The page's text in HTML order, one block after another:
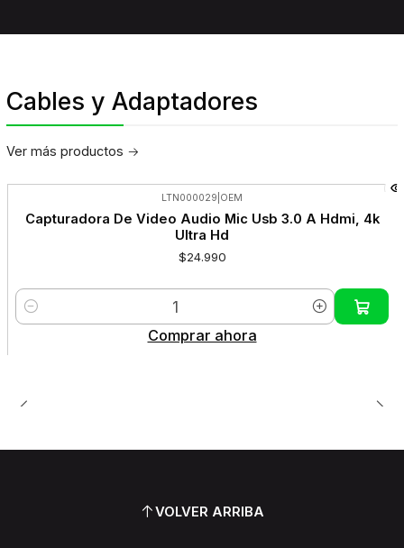
Cables y Adaptadores
Ver más productos
LTN000029 OEM
Capturadora De Video Audio Mic Usb 3.0 A Hdmi, 4k
Ultra Hd
$24.990
Cantidad
Comprar ahora
VOLVER ARRIBA